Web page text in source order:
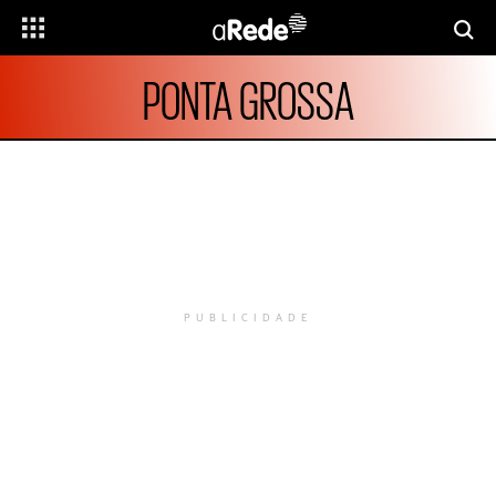
PONTA GROSSA
PUBLICIDADE